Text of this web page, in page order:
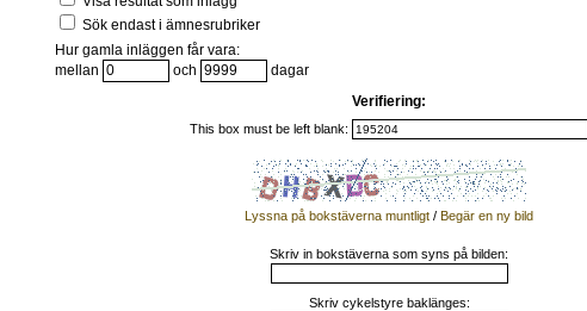
Sök endast i ämnesrubriker
Hur gamla inläggen får vara:
mellan
och
dagar
Verifiering:
This box must be left blank:
Lyssna på bokstäverna muntligt / Begär en ny bild
Skriv in bokstäverna som syns på bilden:
Skriv cykelstyre baklänges: